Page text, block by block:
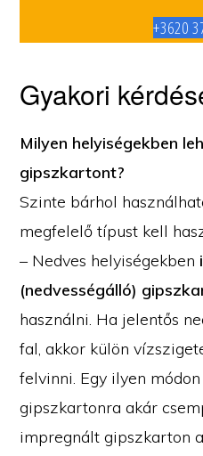
+3620
Gyakori
Milyen helyiségekben
gipszkartont?
Szinte bárhol
megfelelő típust kell
– Nedves helyiségekben
(nedvességálló)
használni. Ha jelentős
fal, akkor külön
felvinni. Egy ilyen
gipszkartonra akár
impregnált gipszkarton